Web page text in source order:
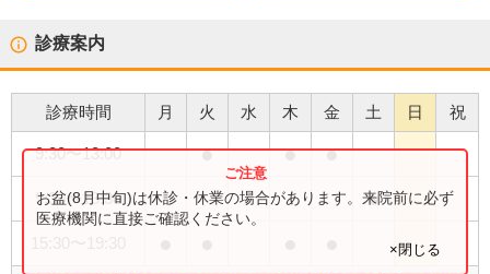
診療案内
診療時間 月 火 水 木 金 土 日 祝
9:30〜13:00 ● ● ●
9:30〜13:30 ●
お盆(8月中旬)は休診・休業の場合があります。来院前に必ず
医療機関に直接ご確認ください。
×閉じる